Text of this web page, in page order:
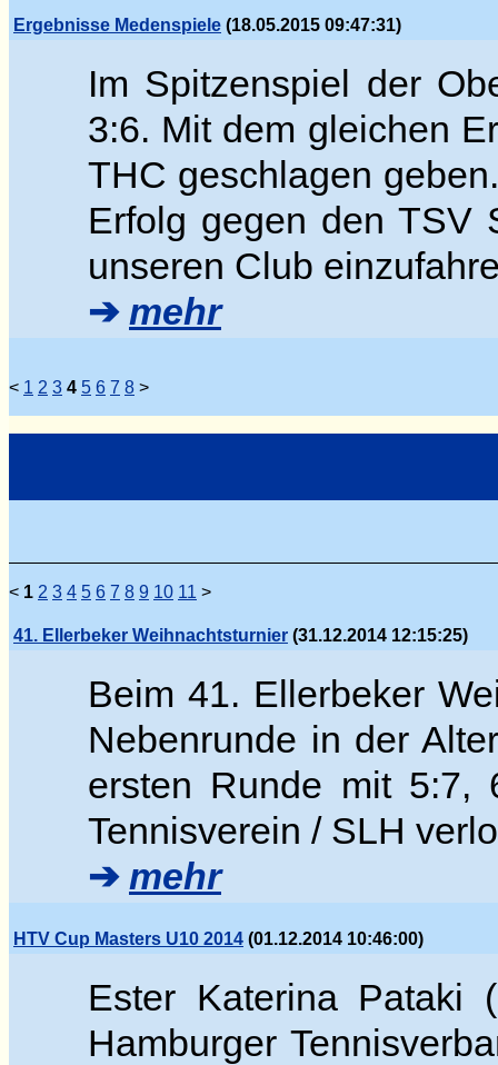
Ergebnisse Medenspiele (18.05.2015 09:47:31)
Im Spitzenspiel der
3:6. Mit dem gleichen
THC geschlagen
Erfolg gegen den TSV
unseren Club
➔ mehr
< 1 2 3 4 5 6 7 8 >
< 1 2 3 4 5 6 7 8 9 10 11 >
41. Ellerbeker Weihnachtsturnier (31.12.2014 12:15:25)
Beim 41. Ellerbeker
Nebenrunde in der
ersten Runde mit 5:7,
Tennisverein / SLH
➔ mehr
HTV Cup Masters U10 2014 (01.12.2014 10:46:00)
Ester Katerina Pataki
Hamburger